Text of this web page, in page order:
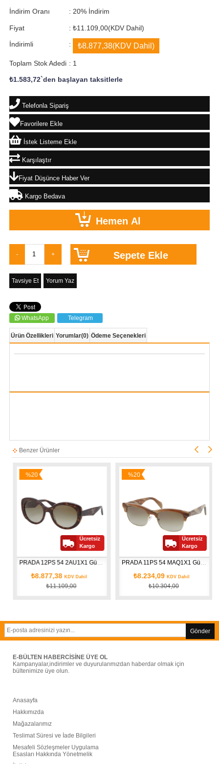
İndirim Oranı : %
20 İndirim
Fiyat : ₺11.109,00(KDV Dahil)
İndirimli : ₺8.877,38(KDV Dahil)
Toplam Stok Adedi : 1
₺1.583,72`den başlayan taksitlerle
Telefonla Sipariş
Favorilere Ekle
İstek Listeme Ekle
Karşılaştır
Fiyat Düşünce Haber Ver
Kargo Bedava
Tavsiye Et Yorum Yaz
WhatsApp Telegram
Ürün Özellikleri Yorumlar(0) Ödeme Seçenekleri
Benzer Ürünler
PRADA 12PS 54 2AU1X1 Güneş Gözlüğü
₺8.877,38 KDV Dahil
₺11.109,00
%20
Ücretsiz
Kargo
PRADA 11PS 54 MAQ1X1 Güneş Gözlüğü
₺8.234,09 KDV Dahil
₺10.304,00
%20
Ücretsiz
Kargo
Gönder
E-BÜLTEN HABERCİSİNE ÜYE OL
Kampanyalar,indirimler ve duyurularımızdan haberdar olmak için
bültenimize üye olun.
Anasayfa
Hakkımızda
Mağazalarımız
Teslimat Süresi ve İade Bilgileri
Mesafeli Sözleşmeler Uygulama
Esasları Hakkında Yönetmelik